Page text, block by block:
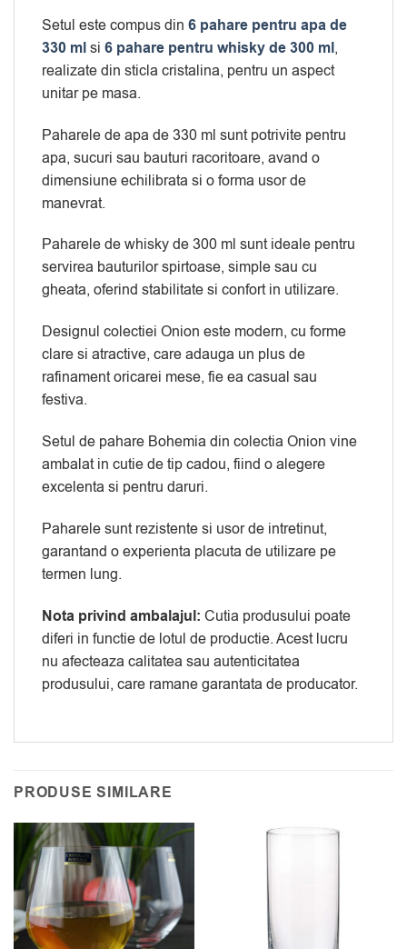
Setul este compus din 6 pahare pentru apa de
330 mlsi 6 pahare pentru whisky de 300 ml,
realizate din sticla cristalina, pentru un aspect
unitar pe masa.
Paharele de apa de 330 ml sunt potrivite pentru
apa, sucuri sau bauturi racoritoare, avand o
dimensiune echilibrata si o forma usor de
manevrat.
Paharele de whisky de 300 ml sunt ideale pentru
servirea bauturilor spirtoase, simple sau cu
gheata, oferind stabilitate si confort in utilizare.
Designul colectiei Onion este modern, cu forme
clare si atractive, care adauga un plus de
rafinament oricarei mese, fie ea casual sau
festiva.
Setul de pahare Bohemia din colectia Onion vine
ambalat in cutie de tip cadou, fiind o alegere
excelenta si pentru daruri.
Paharele sunt rezistente si usor de intretinut,
garantand o experienta placuta de utilizare pe
termen lung.
Nota privind ambalajul: Cutia produsului poate
diferi in functie de lotul de productie. Acest lucru
nu afecteaza calitatea sau autenticitatea
produsului, care ramane garantata de producator.
PRODUSE SIMILARE